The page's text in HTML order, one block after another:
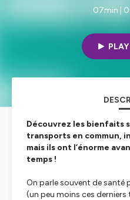
07min |
PLAY
Découvrez les bienfaits
transports en commun,
mais ils ont l’énorme
temps !
On parle souvent de santé
(un peu moins ces